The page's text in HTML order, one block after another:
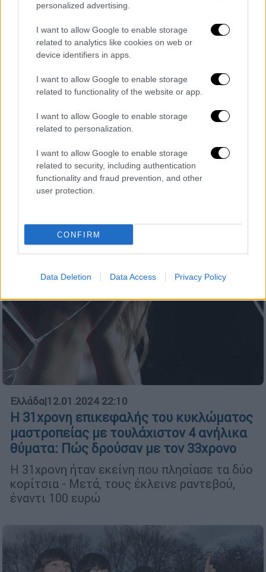
personalized advertising.
I want to allow Google to enable storage
related to analytics like cookies on web or
device identifiers in apps.
I want to allow Google to enable storage
related to functionality of the website or app.
I want to allow Google to enable storage
related to personalization.
I want to allow Google to enable storage
related to security, including authentication
functionality and fraud prevention, and other
user protection.
CONFIRM
Data Deletion Data Access Privacy Policy
Ελλάδα|12.01.2024 22:27
Ζάκυνθος: Νερό με πετρέλαιο βγαίνει
από τις βρύσες των κατοίκων - Δεν
σταμάτησε έγκαιρα η υδροδότηση
Τι καταγγέλλουν οι κάτοικοι
Ελλάδα|12.01.2024 22:10
Η 31χρονη επικεφαλής του κυκλώματος
μαστροπείας με τουλάχιστον 4 ανήλικα
θύματα: Πώς δρούσαν με τον 33χρονο
Η 31χρονη ήταν εκείνη που πλησίασε τα δύο
κορίτσια - Μετά, τους έκλεινε ραντεβού,
έναντι 100 ευρώ